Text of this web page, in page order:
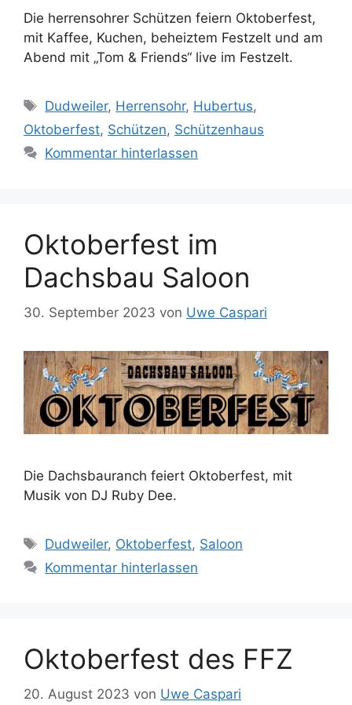
Die herrensohrer Schützen feiern Oktoberfest,
mit Kaffee, Kuchen, beheiztem Festzelt und am
Abend mit „Tom & Friends“ live im Festzelt.
Schlagwörter
Dudweiler, Herrensohr, Hubertus,
Oktoberfest, Schützen, Schützenhaus
Kommentar hinterlassen
Oktoberfest im
Dachsbau Saloon
30. September 2023 von Uwe Caspari
Die Dachsbauranch feiert Oktoberfest, mit
Musik von DJ Ruby Dee.
Schlagwörter
Dudweiler, Oktoberfest, Saloon
Kommentar hinterlassen
Oktoberfest des FFZ
20. August 2023 von Uwe Caspari